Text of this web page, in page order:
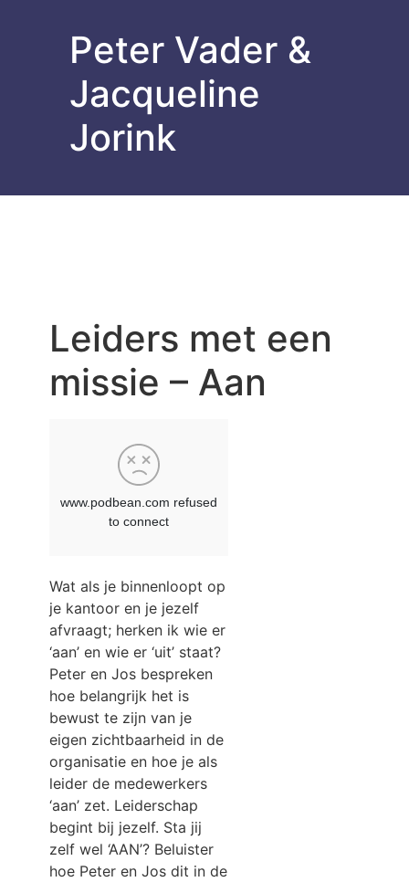
Peter Vader &
Jacqueline
Jorink
Leiders met een
missie – Aan
Wat als je binnenloopt op
je kantoor en je jezelf
afvraagt; herken ik wie er
‘aan’ en wie er ‘uit’ staat?
Peter en Jos bespreken
hoe belangrijk het is
bewust te zijn van je
eigen zichtbaarheid in de
organisatie en hoe je als
leider de medewerkers
‘aan’ zet. Leiderschap
begint bij jezelf. Sta jij
zelf wel ‘AAN’? Beluister
hoe Peter en Jos dit in de